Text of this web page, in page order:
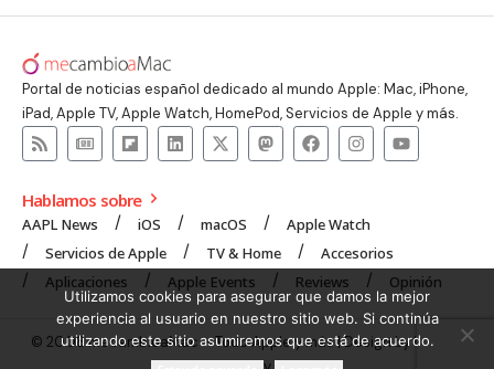
Portal de noticias español dedicado al mundo Apple: Mac, iPhone,
iPad, Apple TV, Apple Watch, HomePod, Servicios de Apple y más.
Hablamos sobre
AAPL News iOS macOS
Apple Watch
Servicios de Apple
TV & Home
Accesorios
Aplicaciones
Apple Events Reviews Opinión
© 2008 mecambioaMac – Todo Apple y más | Design byUNXON
Utilizamos cookies para asegurar que damos la mejor
experiencia al usuario en nuestro sitio web. Si continúa
utilizando este sitio asumiremos que está de acuerdo.